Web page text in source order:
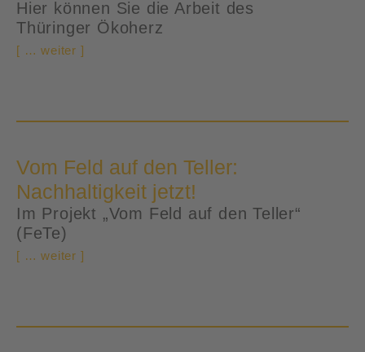
Hier können Sie die Arbeit des
Thüringer Ökoherz
[ … weiter ]
Vom Feld auf den Teller:
Nachhaltigkeit jetzt!
Im Projekt „Vom Feld auf den Teller“
(FeTe)
[ … weiter ]